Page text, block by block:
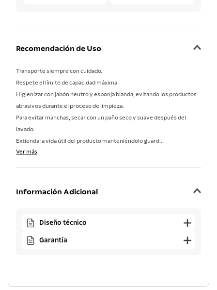
Recomendación de Uso
Transporte siempre con cuidado.
Respete el límite de capacidad máxima.
Higienizar con jabón neutro y esponja blanda, evitando los productos
abrasivos durante el proceso de limpieza.
Para evitar manchas, secar con un paño seco y suave después del
lavado.
Extienda la vida útil del producto manteniéndolo guard...
Ver más
Información Adicional
Diseño técnico
Garantía